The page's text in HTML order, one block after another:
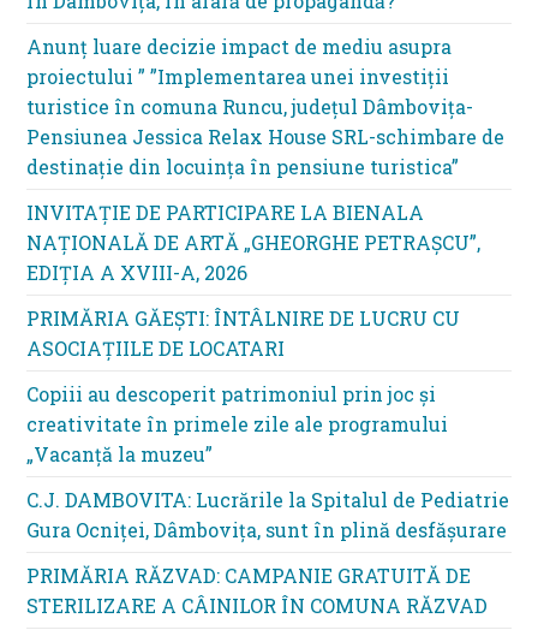
Anunț luare decizie impact de mediu asupra
proiectului ” ”Implementarea unei investiții
turistice în comuna Runcu, județul Dâmbovița-
Pensiunea Jessica Relax House SRL-schimbare de
destinație din locuința în pensiune turistica”
INVITAȚIE DE PARTICIPARE LA BIENALA
NAȚIONALĂ DE ARTĂ „GHEORGHE PETRAȘCU”,
EDIŢIA A XVIII-A, 2026
PRIMĂRIA GĂEȘTI: ÎNTÂLNIRE DE LUCRU CU
ASOCIAȚIILE DE LOCATARI
Copiii au descoperit patrimoniul prin joc și
creativitate în primele zile ale programului
„Vacanță la muzeu”
C.J. DAMBOVITA: Lucrările la Spitalul de Pediatrie
Gura Ocniței, Dâmbovița, sunt în plină desfășurare
PRIMĂRIA RĂZVAD: CAMPANIE GRATUITĂ DE
STERILIZARE A CÂINILOR ÎN COMUNA RĂZVAD